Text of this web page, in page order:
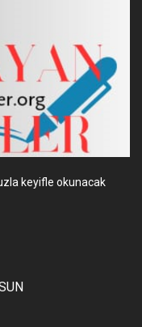
keyifle okunacak